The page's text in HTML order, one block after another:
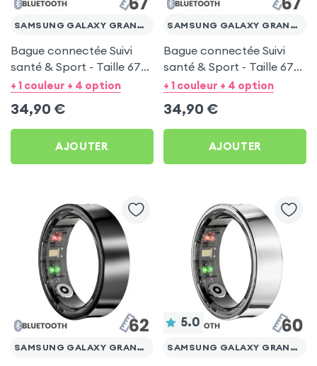
SAMSUNG GALAXY GRAND PLUS
Bague connectée Suivi
santé & Sport - Taille 67
Argent
+ 1 couleur + 4 option
34,90 €
AJOUTER
SAMSUNG GALAXY GRAND PLUS
Bague connectée Suivi
santé & Sport - Taille 67
Noir
+ 1 couleur + 4 option
34,90 €
AJOUTER
SAMSUNG GALAXY GRAND PLUS
5.0
SAMSUNG GALAXY GRAND PLUS